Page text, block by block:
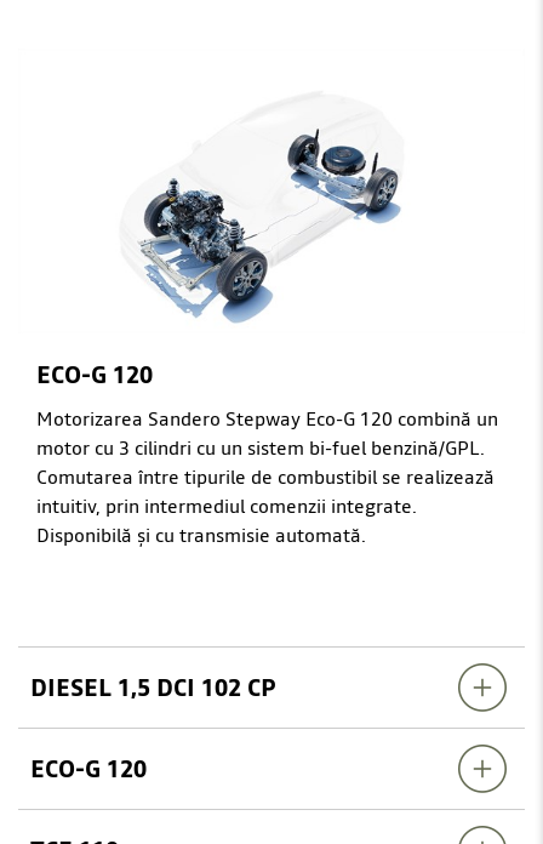
ECO-G 120
Motorizarea Sandero Stepway Eco-G 120 combină un
motor cu 3 cilindri cu un sistem bi-fuel benzină/GPL.
Comutarea între tipurile de combustibil se realizează
intuitiv, prin intermediul comenzii integrate.
Disponibilă și cu transmisie automată.
DIESEL 1,5 DCI 102 CP
ECO-G 120